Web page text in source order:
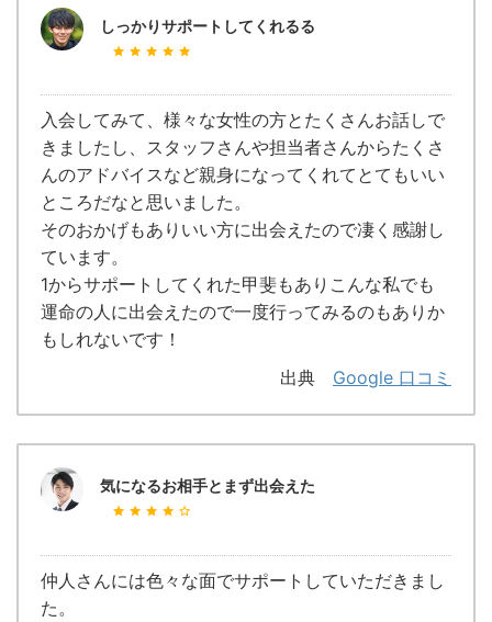
しっかりサポートしてくれるる
入会してみて、様々な女性の方とたくさんお話しで
きましたし、スタッフさんや担当者さんからたくさ
んのアドバイスなど親身になってくれてとてもいい
ところだなと思いました。
そのおかげもありいい方に出会えたので凄く感謝し
ています。
1からサポートしてくれた甲斐もありこんな私でも
運命の人に出会えたので一度行ってみるのもありか
もしれないです！
出典 Google 口コミ
気になるお相手とまず出会えた
仲人さんには色々な面でサポートしていただきまし
た。